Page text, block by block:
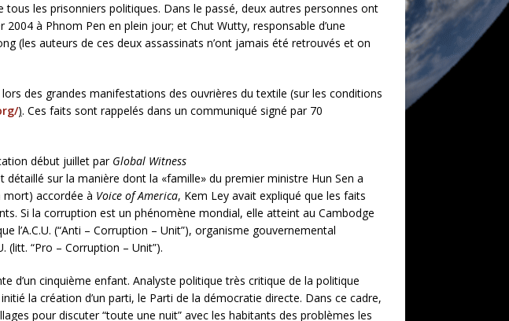
tous les prisonniers politiques. Dans le passé, deux autres personnes ont
à Phnom Pen en plein jour; et Chut Wutty, responsable d’une
(les auteurs de ces deux assassinats n’ont jamais été retrouvés et on
des grandes manifestations des ouvrières du textile (sur les conditions
). Ces faits sont rappelés dans un communiqué signé par 70
début juillet par Global Witness
détaillé sur la manière dont la «famille» du premier ministre Hun Sen a
mort) accordée à Voice of America, Kem Ley avait expliqué que les faits
Si la corruption est un phénomène mondial, elle atteint au Cambodge
l’A.C.U. (“Anti – Corruption – Unit”), organisme gouvernemental
“Pro – Corruption – Unit”).
d’un cinquième enfant. Analyste politique très critique de la politique
la création d’un parti, le Parti de la démocratie directe. Dans ce cadre,
pour discuter “toute une nuit” avec les habitants des problèmes les